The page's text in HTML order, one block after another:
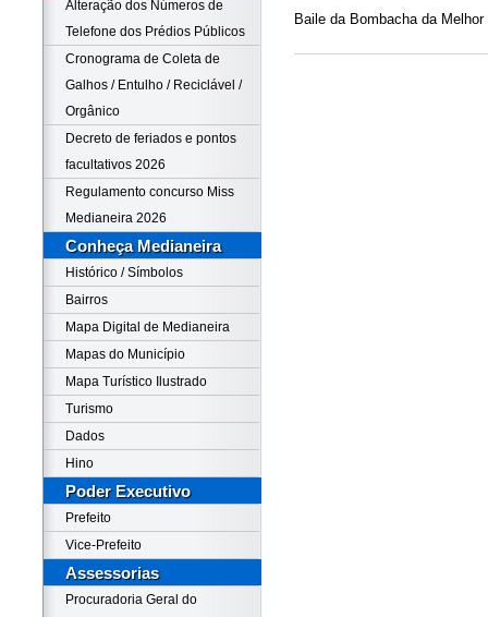
Alteração dos Números de
Telefone dos Prédios Públicos
Cronograma de Coleta de
Galhos / Entulho / Reciclável /
Orgânico
Decreto de feriados e pontos
facultativos 2026
Regulamento concurso Miss
Medianeira 2026
Conheça Medianeira
Histórico / Símbolos
Bairros
Mapa Digital de Medianeira
Mapas do Município
Mapa Turístico Ilustrado
Turismo
Dados
Hino
Poder Executivo
Prefeito
Vice-Prefeito
Assessorias
Procuradoria Geral do
Baile da Bombacha da